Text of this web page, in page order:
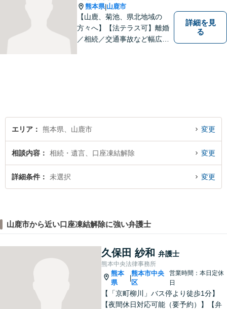
熊本県|山鹿市
【山鹿、菊池、県北地域の
方々へ】【法テラス可】離婚
／相続／交通事故など幅広く
詳細を見
る
エリア 熊本県、山鹿市 変更
相談内容 相続・遺言、口座凍結解除 変更
詳細条件 未選択 変更
山鹿市から近い口座凍結解除に強い弁護士
久保田 紗和 弁護士
熊本中央法律事務所
熊本
県
|
熊本市中央
区
営業時間：本日定休
日
【「京町柳川」バス停より徒歩1分】
【夜間休日対応可能（要予約）】【弁